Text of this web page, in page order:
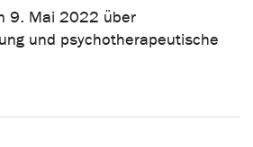
9. Mai 2022 über
und psychotherapeutische